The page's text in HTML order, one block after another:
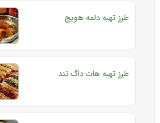
طرز تهیه دلمه هویج
طرز تهیه هات داگ تند